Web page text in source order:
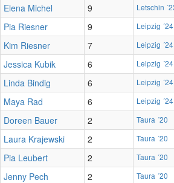
Elena Michel
9 Letschin
Pia Riesner 9 Leipzig ´24
Kim Riesner 7 Leipzig ´24
Jessica Kubik 6 Leipzig ´24
Linda Bindig 6 Leipzig ´24
Maya Rad 6 Leipzig ´24
Doreen Bauer 2 Taura ´20
Laura Krajewski 2 Taura ´20
Pia Leubert 2 Taura ´20
Jenny Pech 2 Taura ´20